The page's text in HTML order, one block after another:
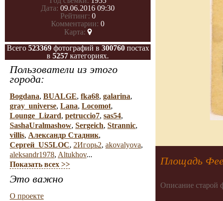
Дата: 09.06.2016 09:30
Рейтинг: 0
Комментарии: 0
Карта:
Всего 523369фотографий в 300760постах
в 5257 категориях.
Пользователи из этого
города:
Bogdana, BUALGE, fka68, galarina,
gray_universe, Lana, Locomot,
Lounge_Lizard, petruccio7, sas54,
SashaUralmashow, Sergeich, Strannic,
villis, Александр Стадник,
Сергей_US5LOC, 2Игорь2, akovalyova,
aleksandr1978, Altukhov...
Показать всех >>
Это важно
О проекте
Площадь
Описание старой